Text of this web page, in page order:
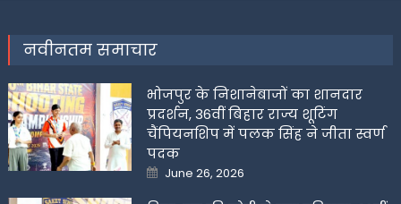
नवीनतम समाचार
भोजपुर के निशानेबाजों का शानदार
प्रदर्शन, 36वीं बिहार राज्य शूटिंग
चैंपियनशिप में पलक सिंह ने जीता स्वर्ण
पदक
Posted
on
June 26, 2026